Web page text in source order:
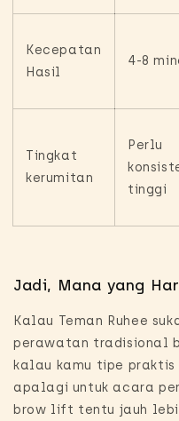
Kecepatan
Hasil
4-8
Tingkat
kerumitan
Perlu
tinggi
Jadi, Mana yang
Kalau Teman Ruhee
perawatan tradisional
kalau kamu tipe
apalagi untuk acara
brow lift tentu jauh